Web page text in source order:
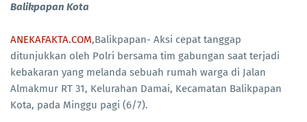
Balikpapan Kota
ANEKAFAKTA.COM,Balikpapan- Aksi cepat tanggap
ditunjukkan oleh Polri bersama tim gabungan saat terjadi
kebakaran yang melanda sebuah rumah warga di Jalan
Almakmur RT 31, Kelurahan Damai, Kecamatan Balikpapan
Kota, pada Minggu pagi (6/7).